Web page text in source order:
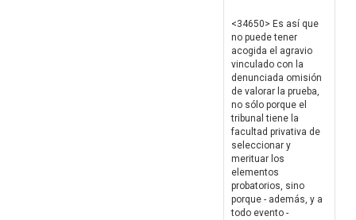
<34650> Es así que
no puede tener
acogida el agravio
vinculado con la
denunciada omisión
de valorar la prueba,
no sólo porque el
tribunal tiene la
facultad privativa de
seleccionar y
merituar los
elementos
probatorios, sino
porque - además, y a
todo evento -